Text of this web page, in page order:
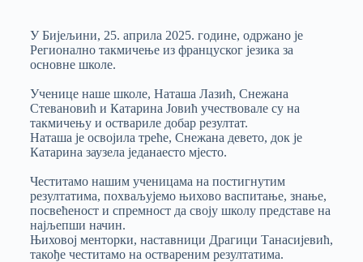
У Бијељини, 25. априла 2025. године, одржано је
Регионално такмичење из француског језика за
основне школе.
Ученице наше школе, Наташа Лазић, Снежана
Стевановић и Катарина Јовић учествовале су на
такмичењу и оствариле добар резултат.
Наташа је освојила треће, Снежана девето, док је
Катарина заузела једанаесто мјесто.
Честитамо нашим ученицама на постигнутим
резултатима, похваљујемо њихово васпитање, знање,
посвећеност и спремност да своју школу представе на
најљепши начин.
Њиховој менторки, наставници Драгици Танасијевић,
такође честитамо на оствареним резултатима.